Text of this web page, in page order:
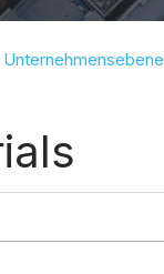
Unternehmensebene